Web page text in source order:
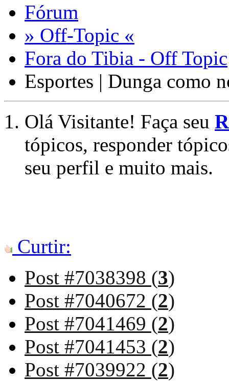
Fórum
» Off-Topic «
Fora do Tibia - Off Topic
Esportes | Dunga como
Olá Visitante! Faça seu
tópicos, responder
seu perfil e muito mais.
Curtir:
Post #7038398 (3)
Post #7040672 (2)
Post #7041469 (2)
Post #7041453 (2)
Post #7039922 (2)